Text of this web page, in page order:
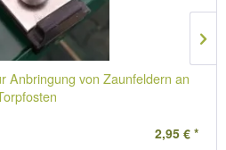
Anbringung von Zaunfeldern an
2,95 € *